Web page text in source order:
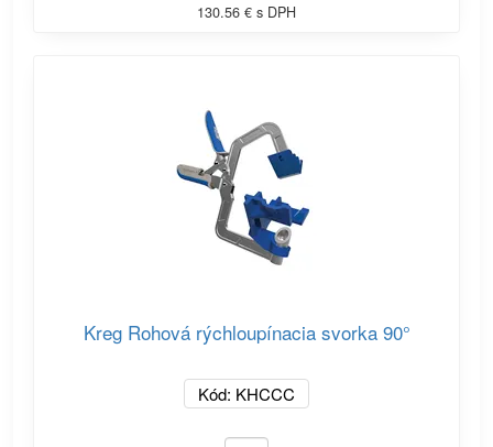
130.56 € s DPH
Kreg Rohová rýchloupínacia svorka 90°
Kód: KHCCC